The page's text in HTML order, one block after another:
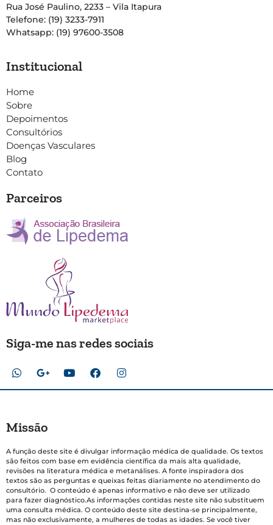
Rua José Paulino, 2233 – Vila Itapura
Telefone: (19) 3233-7911
Whatsapp: (19) 97600-3508
Institucional
Home
Sobre
Depoimentos
Consultórios
Doenças Vasculares
Blog
Contato
Parceiros
Siga-me nas redes sociais
Missão
A função deste site é divulgar informação médica de qualidade. Os textos
são feitos com base em evidência científica da mais alta qualidade,
revisões na literatura médica e metanálises. A fonte inspiradora dos
textos são as perguntas e queixas feitas diariamente no atendimento do
consultório. O conteúdo é apenas informativo e não deve ser utilizado
para fazer diagnóstico.As informações contidas neste site não substituem
uma consulta médica. O conteúdo deste site destina-se principalmente,
mas não exclusivamente, a mulheres de todas as idades. Se você tiver